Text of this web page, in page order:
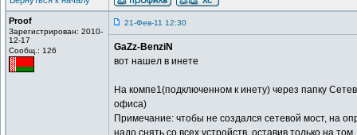
Proof
Зарегистрирован: 2010-
12-17
Сообщ.: 126
21-Фев-11 12:30
GaZz-BenziN
вот нашел в инете
На компе1(подключенном к инету) через папку
офиса)
Примечание: чтобы не создался сетевой мост, на
надо снять со всех устройств, оставив только на